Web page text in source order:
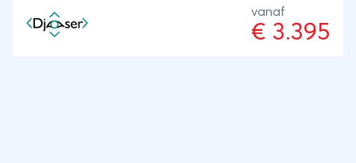
vanaf
€ 3.395